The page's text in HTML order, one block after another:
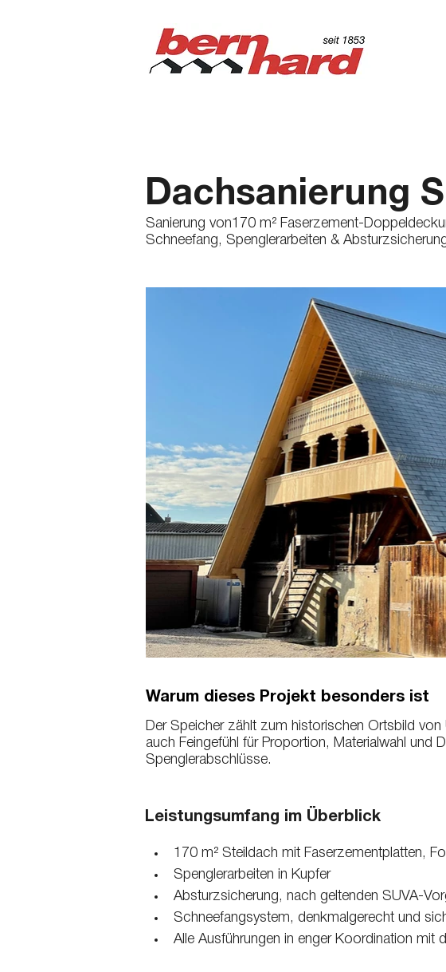
Dachsanierung
Sanierung von170 m² Faserzement-
Schneefang, Spenglerarbeiten &
Warum dieses Projekt besonders ist
Der Speicher zählt zum historischen Ortsbild
auch Feingefühl für Proportion, Materialwahl und
Spenglerabschlüsse.
Leistungsumfang im Überblick
170 m² Steildach mit Faserzementplatten,
Spenglerarbeiten in Kupfer
Absturzsicherung, nach geltenden SUVA-
Schneefangsystem, denkmalgerecht und
Alle Ausführungen in enger Koordination mit